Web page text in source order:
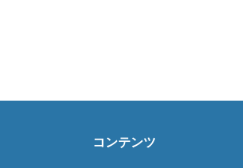
コンテンツ